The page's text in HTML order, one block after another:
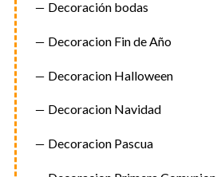
Decoración bodas
Decoracion Fin de Año
Decoracion Halloween
Decoracion Navidad
Decoracion Pascua